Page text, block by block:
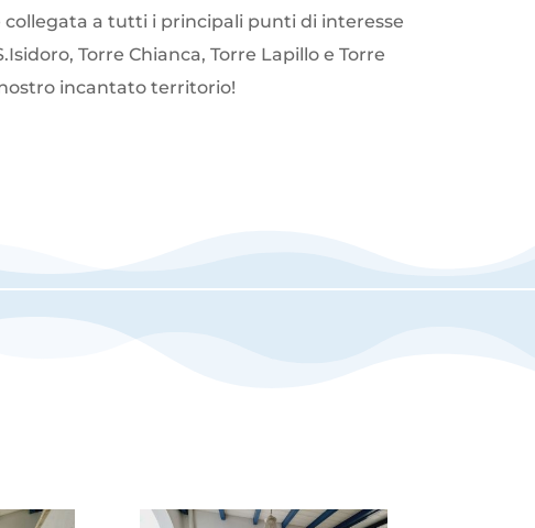
collegata a tutti i principali punti di interesse
Torre Chianca, Torre Lapillo e Torre
incantato territorio!